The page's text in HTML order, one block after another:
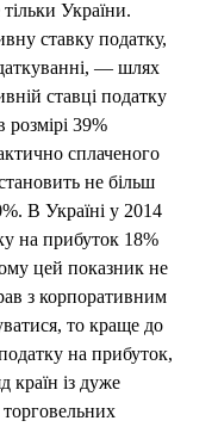
України.
ставку податку,
— шлях
ставці податку
39%
сплаченого
не більш
В Україні у 2014
на прибуток 18%
цей показник не
з корпоративним
то краще до
на прибуток,
країн із дуже